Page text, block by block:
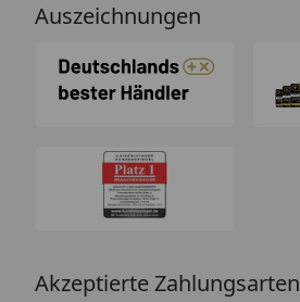
Auszeichnungen
Akzeptierte Zahlungsarten